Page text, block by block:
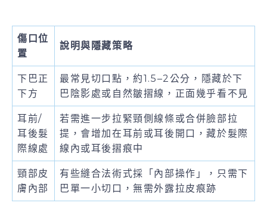
傷口位
置
說明與隱藏策略
下巴正
下方
最常見切口點，約1.5–2公分，隱藏於下
巴陰影處或自然皺摺線，正面幾乎看不見
耳前/
耳後髮
際線處
若需進一步拉緊頸側線條或合併臉部拉
提，會增加在耳前或耳後開口，藏於髮際
線內或耳後摺痕中
頸部皮
膚內部
有些縫合法術式採「內部操作」，只需下
巴單一小切口，無需外露拉皮痕跡